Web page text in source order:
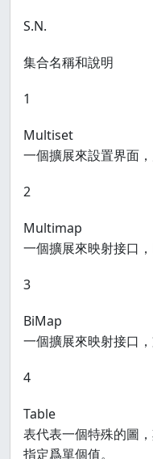
S.N.
集合名稱和說明
1
Multiset
一個擴展來設置界面，
2
Multimap
一個擴展來映射接口
3
BiMap
一個擴展來映射接口，
4
Table
表代表一個特殊的圖
指定爲單個值。